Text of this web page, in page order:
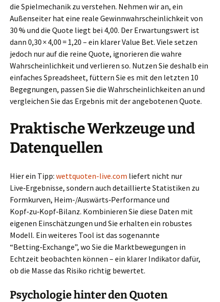
die Spielmechanik zu verstehen. Nehmen wir an, ein
Außenseiter hat eine reale Gewinnwahrscheinlichkeit von
30 % und die Quote liegt bei 4,00. Der Erwartungswert ist
dann 0,30 × 4,00 = 1,20 – ein klarer Value Bet. Viele setzen
jedoch nur auf die reine Quote, ignorieren die wahre
Wahrscheinlichkeit und verlieren so. Nutzen Sie deshalb ein
einfaches Spreadsheet, füttern Sie es mit den letzten 10
Begegnungen, passen Sie die Wahrscheinlichkeiten an und
vergleichen Sie das Ergebnis mit der angebotenen Quote.
Praktische Werkzeuge und
Datenquellen
Hier ein Tipp: wettquoten-live.com liefert nicht nur
Live‑Ergebnisse, sondern auch detaillierte Statistiken zu
Formkurven, Heim-/Auswärts‑Performance und
Kopf‑zu‑Kopf‑Bilanz. Kombinieren Sie diese Daten mit
eigenen Einschätzungen und Sie erhalten ein robustes
Modell. Ein weiteres Tool ist das sogenannte
“Betting‑Exchange”, wo Sie die Marktbewegungen in
Echtzeit beobachten können – ein klarer Indikator dafür,
ob die Masse das Risiko richtig bewertet.
Psychologie hinter den Quoten